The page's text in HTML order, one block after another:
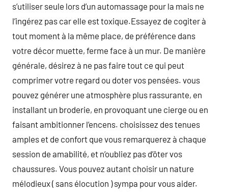
s’utiliser seule lors d’un automassage pour la mais ne
l’ingérez pas car elle est toxique.Essayez de cogiter à
tout moment à la même place, de préférence dans
votre décor muette, ferme face à un mur. De manière
générale, désirez à ne pas faire tout ce qui peut
comprimer votre regard ou doter vos pensées. vous
pouvez générer une atmosphère plus rassurante, en
installant un broderie, en provoquant une cierge ou en
faisant ambitionner l’encens. choisissez des tenues
amples et de confort que vous remarquerez à chaque
session de amabilité, et n’oubliez pas d’ôter vos
chaussures. Vous pouvez autant choisir un nature
mélodieux ( sans élocution ) sympa pour vous aider.